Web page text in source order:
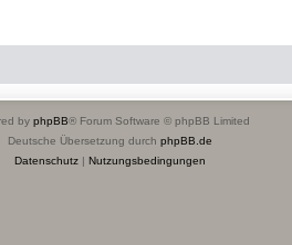
by phpBB® Forum Software © phpBB Limited
Deutsche Übersetzung durch phpBB.de
Datenschutz| Nutzungsbedingungen